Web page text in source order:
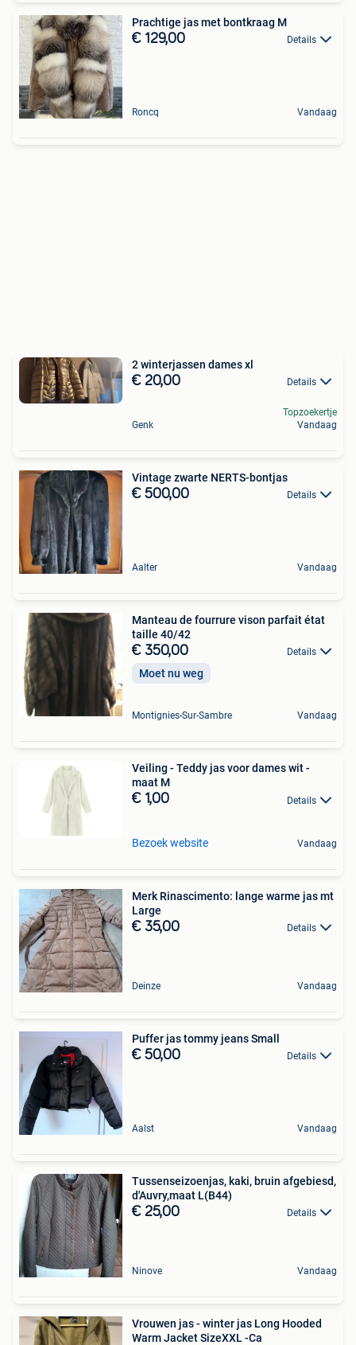
Prachtige jas met bontkraag M
€ 129,00 Details
Roncq Vandaag
2 winterjassen dames xl
€ 20,00 Details
Genk
Topzoekertje
Vandaag
Vintage zwarte NERTS-bontjas
€ 500,00 Details
Aalter Vandaag
Manteau de fourrure vison parfait état
taille 40/42
€ 350,00 Details
Moet nu weg
Montignies-Sur-Sambre Vandaag
Veiling - Teddy jas voor dames wit -
maat M
€ 1,00 Details
Bezoek website Vandaag
Merk Rinascimento: lange warme jas mt
Large
€ 35,00 Details
Deinze Vandaag
Puffer jas tommy jeans Small
€ 50,00 Details
Aalst Vandaag
Tussenseizoenjas, kaki, bruin afgebiesd,
d'Auvry,maat L(B44)
€ 25,00 Details
Ninove Vandaag
Vrouwen jas - winter jas Long Hooded
Warm Jacket SizeXXL -Ca